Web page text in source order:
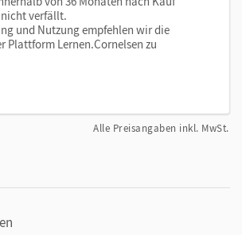
verfällt.
und Nutzung empfehlen wir die
Plattform Lernen.Cornelsen zu
Alle Preisangaben inkl. MwSt.